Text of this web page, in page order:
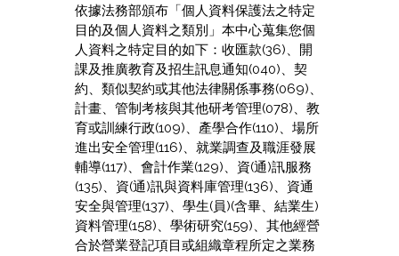
依據法務部頒布「個人資料保護法之特定
目的及個人資料之類別」本中心蒐集您個
人資料之特定目的如下：收匯款(36)、開
課及推廣教育及招生訊息通知(040)、契
約、類似契約或其他法律關係事務(069)、
計畫、管制考核與其他研考管理(078)、教
育或訓練行政(109)、產學合作(110)、場所
進出安全管理(116)、就業調查及職涯發展
輔導(117)、會計作業(129)、資(通)訊服務
(135)、資(通)訊與資料庫管理(136)、資通
安全與管理(137)、學生(員)(含畢、結業生)
資料管理(158)、學術研究(159)、其他經營
合於營業登記項目或組織章程所定之業務